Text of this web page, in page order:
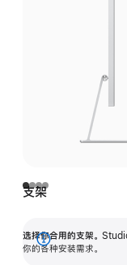
支架
选择你合用的支架。
你的各种安装需求。
展